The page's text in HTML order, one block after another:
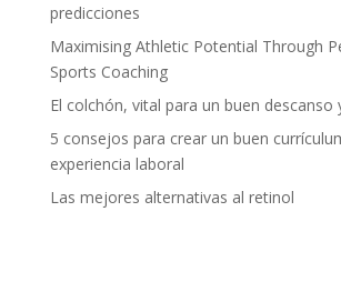
predicciones
Maximising Athletic Potential Through
Sports Coaching
El colchón, vital para un buen descanso
5 consejos para crear un buen
experiencia laboral
Las mejores alternativas al retinol